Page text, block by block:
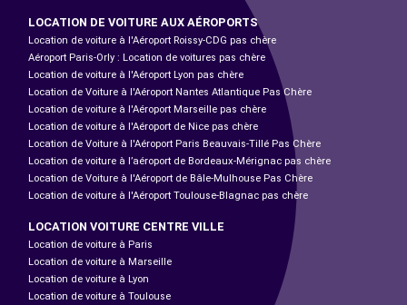
LOCATION DE VOITURE AUX AÉROPORTS
Location de voiture à l'Aéroport Roissy-CDG pas chère
Aéroport Paris-Orly : Location de voitures pas chère
Location de voiture à l'Aéroport Lyon pas chère
Location de Voiture à l'Aéroport Nantes Atlantique Pas Chère
Location de voiture à l'Aéroport Marseille pas chère
Location de voiture à l'Aéroport de Nice pas chère
Location de Voiture à l'Aéroport Paris Beauvais-Tillé Pas Chère
Location de voiture à l’aéroport de Bordeaux-Mérignac pas chère
Location de Voiture à l'Aéroport de Bâle-Mulhouse Pas Chère
Location de voiture à l'Aéroport Toulouse-Blagnac pas chère
LOCATION VOITURE CENTRE VILLE
Location de voiture à Paris
Location de voiture à Marseille
Location de voiture à Lyon
Location de voiture à Toulouse